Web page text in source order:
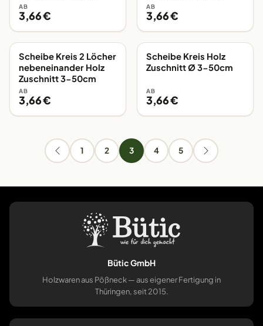
AB
3,66 €
AB
3,66 €
EIGENE FERTIGUNG
Scheibe Kreis 2 Löcher
nebeneinander Holz
Zuschnitt 3-50cm
AB
3,66 €
EIGENE FERTIGUNG
Scheibe Kreis Holz
Zuschnitt Ø 3-50cm
AB
3,66 €
1 2 3 4 5
Bütic GmbH
Holzwaren aus Pößneck — aus eigener Fertigung in
Thüringen, seit 2015.